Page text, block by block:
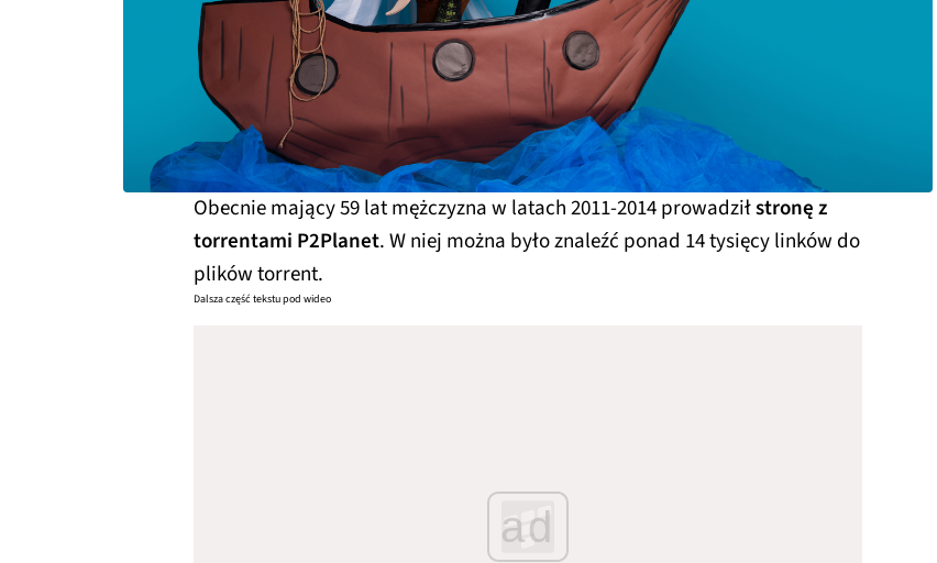
Obecnie mający 59 lat mężczyzna w latach 2011-2014 prowadziłstronę z
torrentami P2Planet. W niej można było znaleźć ponad 14 tysięcy linków do
plików torrent.
Dalsza część tekstu pod wideo
ad